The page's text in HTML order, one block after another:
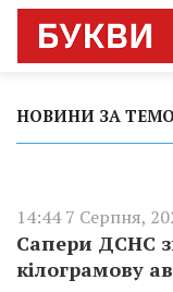
НОВИНИ ЗА
14:44 7 Серпня,
Сапери ДСНС
кілограмову